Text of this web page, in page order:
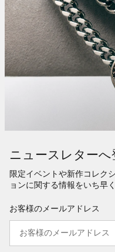
ニュースレターへ
限定イベントや新作コレク
ョンに関する情報をいち早
お客様のメールアドレス